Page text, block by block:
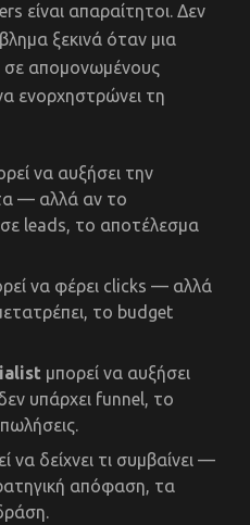
είναι απαραίτητοι. Δεν
ξεκινά όταν μια
σε απομονωμένους
ενορχηστρώνει τη
να αυξήσει την
— αλλά αν το
σε leads, το αποτέλεσμα
να φέρει clicks — αλλά
το budget
μπορεί να αυξήσει
υπάρχει funnel, το
να δείχνει τι συμβαίνει —
απόφαση, τα